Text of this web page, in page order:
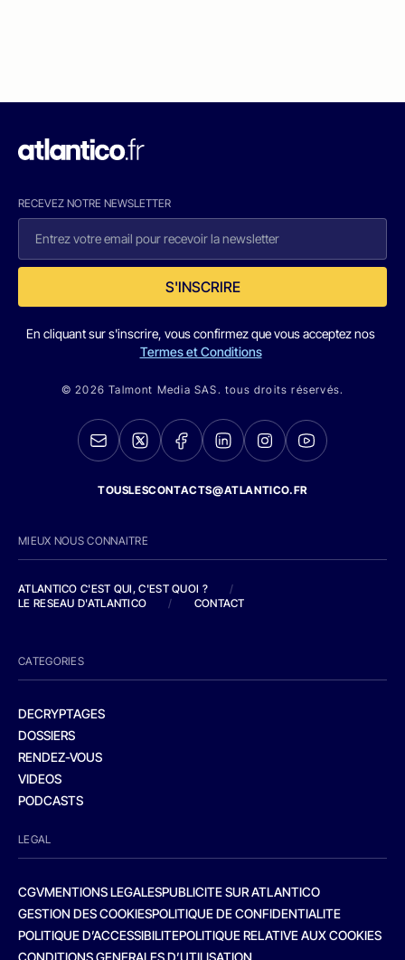
RECEVEZ NOTRE NEWSLETTER
S'INSCRIRE
En cliquant sur s'inscrire, vous confirmez que vous acceptez nos
Termes et Conditions
© 2026 Talmont Media SAS. tous droits réservés.
TOUSLESCONTACTS@ATLANTICO.FR
MIEUX NOUS CONNAITRE
ATLANTICO C'EST QUI, C'EST QUOI ?
/
LE RESEAU D'ATLANTICO
/ CONTACT
CATEGORIES
DECRYPTAGES
DOSSIERS
RENDEZ-VOUS
VIDEOS
PODCASTS
LEGAL
CGVMENTIONS LEGALESPUBLICITE SUR ATLANTICO
GESTION DES COOKIESPOLITIQUE DE CONFIDENTIALITE
POLITIQUE D’ACCESSIBILITEPOLITIQUE RELATIVE AUX COOKIES